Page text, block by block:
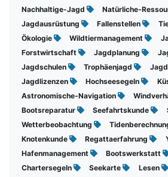
Nachhaltige-Jagd
Natürliche-
Jagdausrüstung
Fallenstellen
Ökologie
Wildtiermanagement
Forstwirtschaft
Jagdplanung
Jagdschulen
Trophäenjagd
Jagdlizenzen
Hochseesegeln
Astronomische-Navigation
Bootsreparatur
Seefahrtskunde
Wetterbeobachtung
Knotenkunde
Regattaerfahrung
Hafenmanagement
Bootswerkstatt
Chartersegeln
Seekarte
Lesen